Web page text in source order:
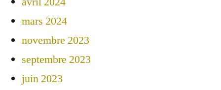
mars 2024
novembre 2023
septembre 2023
juin 2023